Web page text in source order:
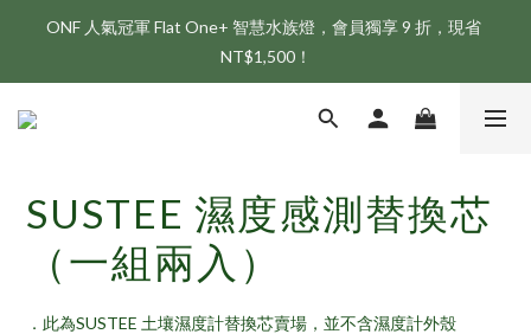
新會員享首購折 $100 優惠，立即點我註冊！！
ONF 人氣冠軍 Flat One+ 智慧水族燈，會員獨享 9 折，現省
NT$1,500！
新會員享首購折 $100 優惠，立即點我註冊！！
SUSTEE 濕度感測替換芯
（一組兩入）
．此為SUSTEE 土壤濕度計替換芯賣場，並不含濕度計外殼